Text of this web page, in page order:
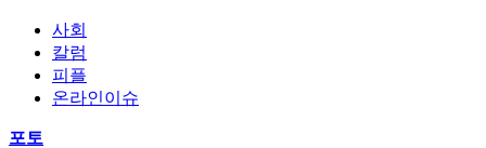
사회
칼럼
피플
온라인이슈
포토